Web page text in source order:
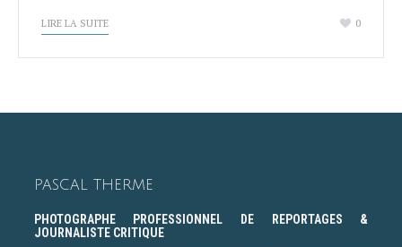
LIRE LA SUITE 0
PASCAL THERME
PHOTOGRAPHE PROFESSIONNEL DE REPORTAGES &
JOURNALISTE CRITIQUE